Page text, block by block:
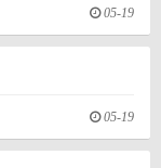
05-19
05-19